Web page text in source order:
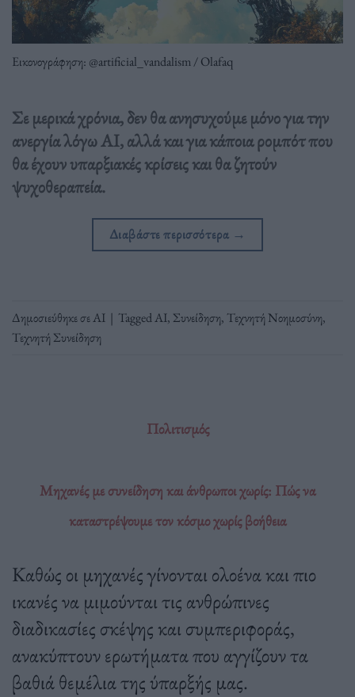
Εικονογράφηση: @artificial_vandalism / Olafaq
Σε μερικά χρόνια, δεν θα ανησυχούμε μόνο για την
ανεργία λόγω AI, αλλά και για κάποια ρομπότ που
θα έχουν υπαρξιακές κρίσεις και θα ζητούν
ψυχοθεραπεία.
Διαβάστε περισσότερα →
Δημοσιεύθηκε σεΑΙ | TaggedΑΙ, Συνείδηση, Τεχνητή Νοημοσύνη,
Τεχνητή Συνείδηση
Πολιτισμός
Μηχανές με συνείδηση και άνθρωποι χωρίς: Πώς να
καταστρέψουμε τον κόσμο χωρίς βοήθεια
Καθώς οι μηχανές γίνονται ολοένα και πιο
ικανές να μιμούνται τις ανθρώπινες
διαδικασίες σκέψης και συμπεριφοράς,
ανακύπτουν ερωτήματα που αγγίζουν τα
βαθιά θεμέλια της ύπαρξής μας.